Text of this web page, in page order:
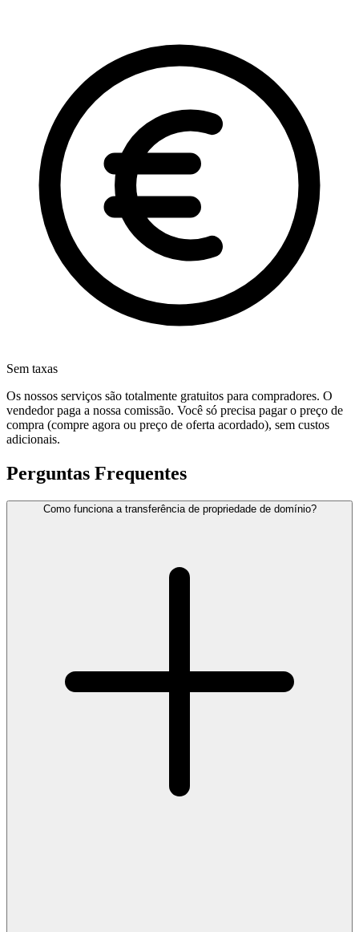
Sem taxas
Os nossos serviços são totalmente gratuitos para compradores. O
vendedor paga a nossa comissão. Você só precisa pagar o preço de
compra (compre agora ou preço de oferta acordado), sem custos
adicionais.
Perguntas Frequentes
Como funciona a transferência de propriedade de domínio?